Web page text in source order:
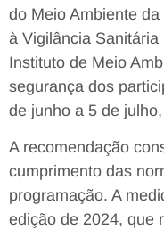
do Meio Ambiente
à Vigilância
Instituto de Meio
segurança dos
de junho a 5 de
A recomendação
cumprimento das
programação. A
edição de 2024, que